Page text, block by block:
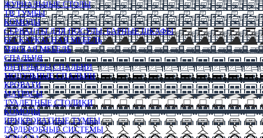
ЖУРНАЛЬНЫЕ СТОЛЫ
ТВ ТУМБЫ
КОМОДЫ
СЕРВАНТЫ ДЛЯ ПОСУДЫ, БАРНЫЕ ШКАФЫ
БЕСКАРКАСНАЯ МЕБЕЛЬ
МЯГКАЯ МЕБЕЛЬ
СПАЛЬНЯ
ИНТЕРЬЕРЫ СПАЛЬНИ
МОДУЛЬНЫЕ СПАЛЬНИ
КРОВАТИ
МАТРАСЫ
ТУАЛЕТНЫЕ СТОЛИКИ
КОМОДЫ
ПРИКРОВАТНЫЕ ТУМБЫ
ГАРДЕРОБНЫЕ СИСТЕМЫ